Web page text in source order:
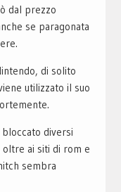
dal prezzo
se paragonata
di solito
utilizzato il suo
diversi
ai siti di rom e
sembra